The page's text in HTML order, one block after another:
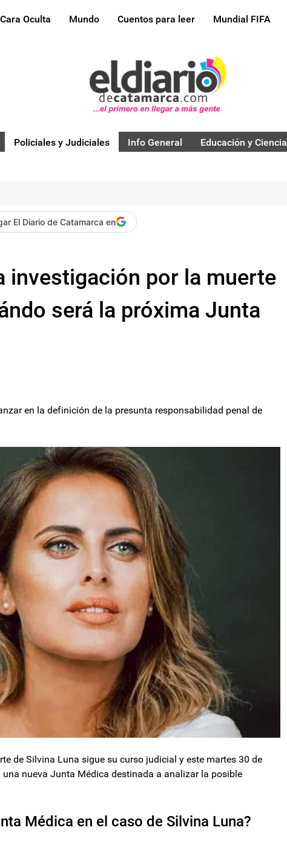
Oculta Mundo Cuentos para leer Mundial FIFA
Policiales y Judiciales Info General Educación y Ciencia
El Diario de Catamarca en
investigación por la muerte
será la próxima Junta
en la definición de la presunta responsabilidad penal de
de Silvina Luna sigue su curso judicial y este martes 30 de
nueva Junta Médica destinada a analizar la posible
Médica en el caso de Silvina Luna?